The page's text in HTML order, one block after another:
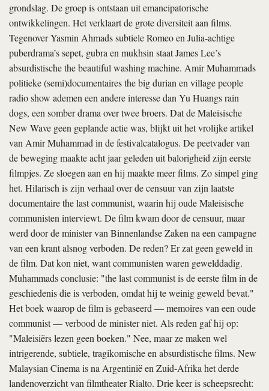
grondslag. De groep is ontstaan uit emancipatorische
ontwikkelingen. Het verklaart de grote diversiteit aan films.
Tegenover Yasmin Ahmads subtiele Romeo en Julia-achtige
puberdrama’ssepet, gubraenmukhsinstaat James Lee’s
absurdistischethe beautiful washing machine. Amir Muhammads
politieke (semi)documentairesthe big durianenvillage people
radio show ademen een andere interesse dan Yu Huangsrain
dogs, een somber drama over twee broers. Dat de Maleisische
New Wave geen geplande actie was, blijkt uit het vrolijke artikel
van Amir Muhammad in de festivalcatalogus. De peetvader van
de beweging maakte acht jaar geleden uit balorigheid zijn eerste
filmpjes. Ze sloegen aan en hij maakte meer films. Zo simpel ging
het. Hilarisch is zijn verhaal over de censuur van zijn laatste
documentairethe last communist, waarin hij oude Maleisische
communisten interviewt. De film kwam door de censuur, maar
werd door de minister van Binnenlandse Zaken na een campagne
van een krant alsnog verboden. De reden? Er zat geen geweld in
de film. Dat kon niet, want communisten waren gewelddadig.
Muhammads conclusie: "the last communistis de eerste film in de
geschiedenis die is verboden, omdat hij te weinig geweld bevat."
Het boek waarop de film is gebaseerd — memoires van een oude
communist — verbood de minister niet. Als reden gaf hij op:
"Maleisiërs lezen geen boeken." Nee, maar ze maken wel
intrigerende, subtiele, tragikomische en absurdistische films. New
Malaysian Cinema is na Argentinië en Zuid-Afrika het derde
landenoverzicht van filmtheater Rialto. Drie keer is scheepsrecht: